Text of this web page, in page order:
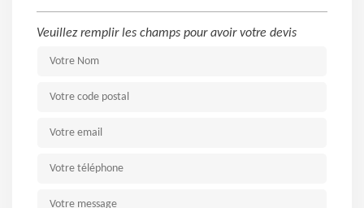
Veuillez remplir les champs pour avoir votre devis